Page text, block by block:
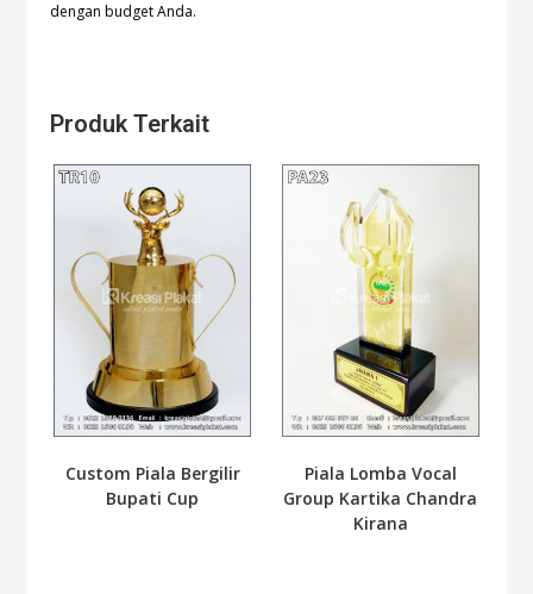
dengan budget Anda.
Produk Terkait
Custom Piala Bergilir
Bupati Cup
Piala Lomba Vocal
Group Kartika Chandra
Kirana